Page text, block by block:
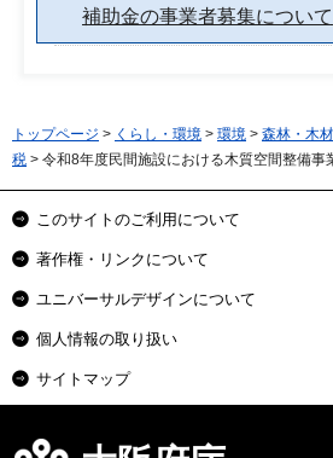
補助金の事業者募集について
トップページ > くらし・環境 > 環境 > 森林・木
税 > 令和8年度民間施設における木質空間整備事
このサイトのご利用について
著作権・リンクについて
ユニバーサルデザインについて
個人情報の取り扱い
サイトマップ